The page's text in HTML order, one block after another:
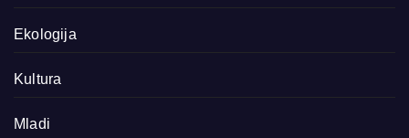
Ekologija
Kultura
Mladi